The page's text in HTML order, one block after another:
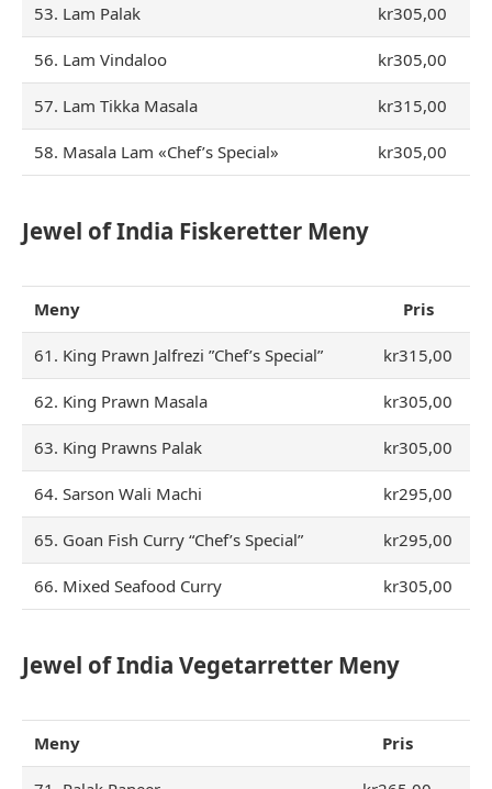
53. Lam Palak kr305,00
56. Lam Vindaloo kr305,00
57. Lam Tikka Masala kr315,00
58. Masala Lam «Chef’s Special» kr305,00
Jewel of India Fiskeretter Meny
Meny Pris
61. King Prawn Jalfrezi ”Chef’s Special” kr315,00
62. King Prawn Masala kr305,00
63. King Prawns Palak kr305,00
64. Sarson Wali Machi kr295,00
65. Goan Fish Curry “Chef’s Special” kr295,00
66. Mixed Seafood Curry kr305,00
Jewel of India Vegetarretter Meny
Meny Pris